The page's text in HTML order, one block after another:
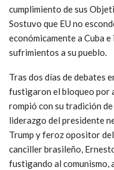
depreciación del dólar.
El canciller indicó que a
constituido un
continúa siendo el
económico del país.
Representa –dijo- un
Desarrollo Económico y
Plan Nacional 2030,
cumplimiento de sus